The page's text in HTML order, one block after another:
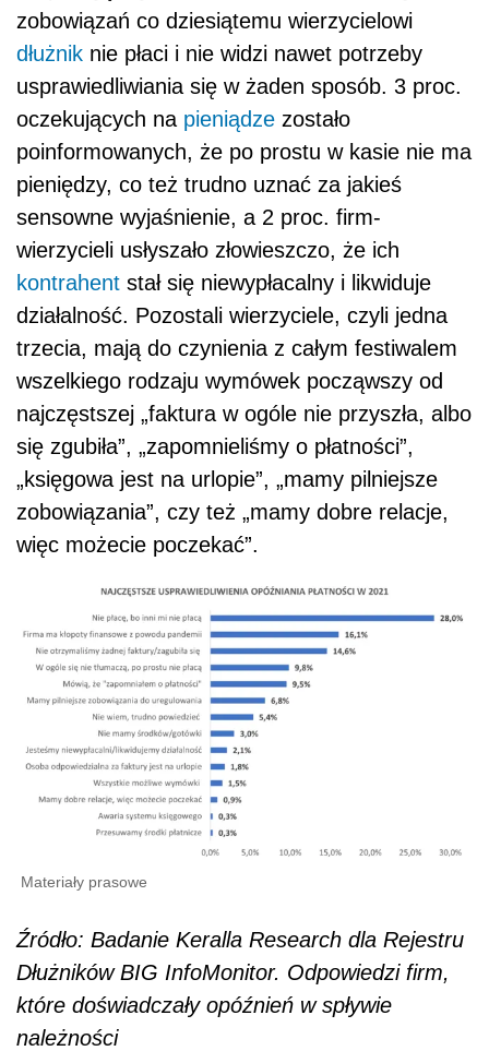
zobowiązań co dziesiątemu wierzycielowi
dłużnik nie płaci i nie widzi nawet potrzeby
usprawiedliwiania się w żaden sposób. 3 proc.
oczekujących na pieniądze zostało
poinformowanych, że po prostu w kasie nie ma
pieniędzy, co też trudno uznać za jakieś
sensowne wyjaśnienie, a 2 proc. firm-
wierzycieli usłyszało złowieszczo, że ich
kontrahent stał się niewypłacalny i likwiduje
działalność. Pozostali wierzyciele, czyli jedna
trzecia, mają do czynienia z całym festiwalem
wszelkiego rodzaju wymówek począwszy od
najczęstszej „faktura w ogóle nie przyszła, albo
się zgubiła”, „zapomnieliśmy o płatności”,
„księgowa jest na urlopie”, „mamy pilniejsze
zobowiązania”, czy też „mamy dobre relacje,
więc możecie poczekać”.
Materiały prasowe
Źródło: Badanie Keralla Research dla Rejestru
Dłużników BIG InfoMonitor. Odpowiedzi firm,
które doświadczały opóźnień w spływie
należności